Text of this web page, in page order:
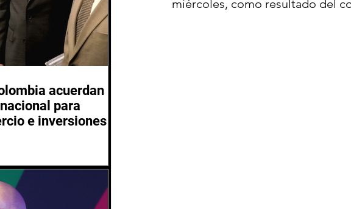
miércoles, como resultado del
acuerdan
para
e inversiones